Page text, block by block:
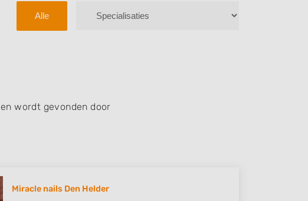
Alle
wordt gevonden door
Miracle nails Den Helder